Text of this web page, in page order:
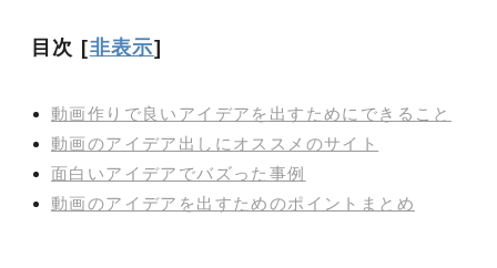
目次 [非表示]
動画作りで良いアイデアを出すためにできること
動画のアイデア出しにオススメのサイト
面白いアイデアでバズった事例
動画のアイデアを出すためのポイントまとめ